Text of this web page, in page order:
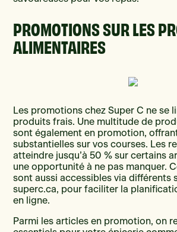
PROMOTIONS SUR LES
ALIMENTAIRES
Les promotions chez Super C ne se
produits frais. Une multitude de
sont également en promotion,
substantielles sur vos courses. Les
atteindre jusqu’à 50 % sur certains
une opportunité à ne pas manquer.
sont aussi accessibles via différents
superc.ca, pour faciliter la
en ligne.
Parmi les articles en promotion, on